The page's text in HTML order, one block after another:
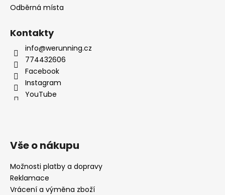
Odběrná místa
Kontakty
info@werunning.cz
774432606
Facebook
Instagram
YouTube
Vše o nákupu
Možnosti platby a dopravy
Reklamace
Vrácení a výměna zboží